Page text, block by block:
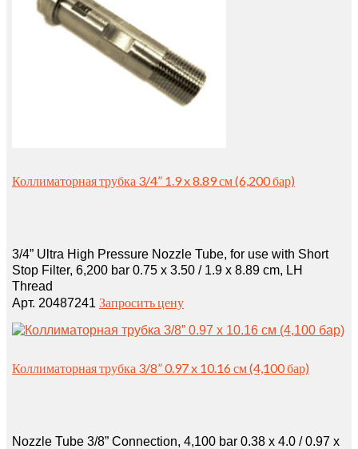
Коллиматорная трубка 3/4” 1.9 x 8.89 см (6,200 бар)
3/4” Ultra High Pressure Nozzle Tube, for use with Short
Stop Filter, 6,200 bar 0.75 x 3.50 / 1.9 x 8.89 cm, LH
Thread
Арт. 20487241 Запросить цену
Коллиматорная трубка 3/8” 0.97 x 10.16 см (4,100 бар)
Nozzle Tube 3/8” Connection, 4,100 bar 0.38 x 4.0 / 0.97 x